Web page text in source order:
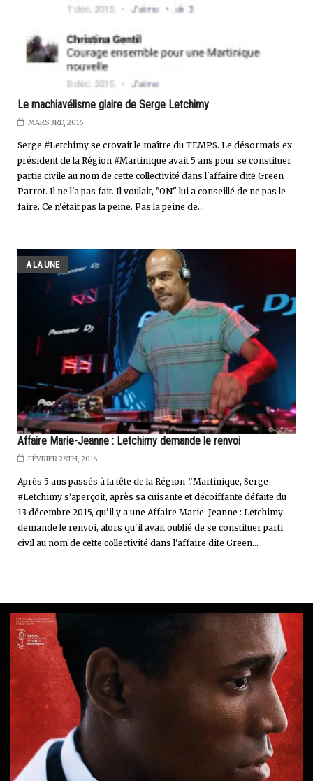
Le machiavélisme glaire de Serge Letchimy
MARS 3RD, 2016
Serge #Letchimy se croyait le maître du TEMPS. Le désormais ex
président de la Région #Martinique avait 5 ans pour se constituer
partie civile au nom de cette collectivité dans l'affaire dite Green
Parrot. Il ne l'a pas fait. Il voulait, "ON" lui a conseillé de ne pas le
faire. Ce n'était pas la peine. Pas la peine de...
A LA UNE
Affaire Marie-Jeanne : Letchimy demande le renvoi
FÉVRIER 28TH, 2016
Après 5 ans passés à la tête de la Région #Martinique, Serge
#Letchimy s'aperçoit, après sa cuisante et décoiffante défaite du
13 décembre 2015, qu'il y a une Affaire Marie-Jeanne : Letchimy
demande le renvoi, alors qu'il avait oublié de se constituer parti
civil au nom de cette collectivité dans l'affaire dite Green...